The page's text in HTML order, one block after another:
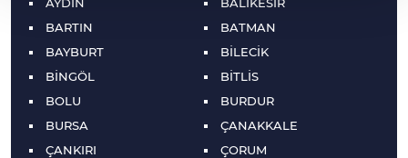
BARTIN
BATMAN
BAYBURT
BİLECİK
BİNGÖL
BİTLİS
BOLU
BURDUR
BURSA
ÇANAKKALE
ÇANKIRI
ÇORUM